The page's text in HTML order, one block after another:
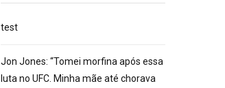
test
Jon Jones: “Tomei morfina após essa
luta no UFC. Minha mãe até chorava